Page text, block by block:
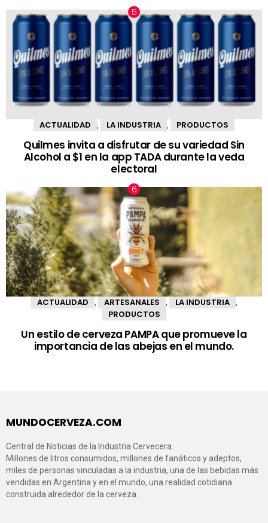
ACTUALIDAD LA INDUSTRIA PRODUCTOS
Quilmes invita a disfrutar de su variedad Sin
Alcohol a $1 en la app TADA durante la veda
electoral
ACTUALIDAD ARTESANALES LA INDUSTRIA
PRODUCTOS
Un estilo de cerveza PAMPA que promueve la
importancia de las abejas en el mundo.
MUNDOCERVEZA.COM
Central de Noticias de la Industria Cervecera.
Millones de litros consumidos, millones de fanáticos y adeptos,
miles de personas vinculadas a la industria, una de las bebidas más
vendidas en Argentina y en el mundo, una realidad cotidiana
construida alrededor de la cerveza.